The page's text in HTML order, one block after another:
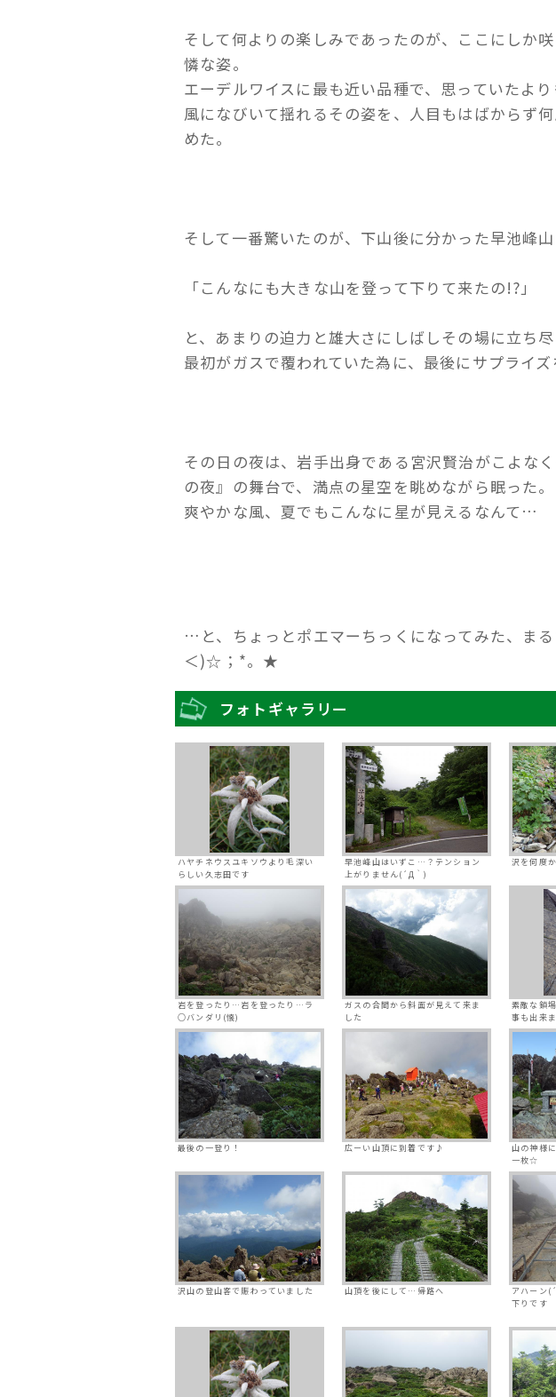
そして何よりの楽しみであったのが、ここにしか
憐な姿。
エーデルワイスに最も近い品種で、思っていたより
風になびいて揺れるその姿を、人目もはばからず
めた。
そして一番驚いたのが、下山後に分かった早池峰山
「こんなにも大きな山を登って下りて来たの!?」
と、あまりの迫力と雄大さにしばしその場に立ち尽
最初がガスで覆われていた為に、最後にサプライズ
その日の夜は、岩手出身である宮沢賢治がこよな
の夜』の舞台で、満点の星空を眺めながら眠った。
爽やかな風、夏でもこんなに星が見えるなんて…
…と、ちょっとポエマーちっくになってみた、ま
＜)☆；*。★
フォトギャラリー
ハヤチネウスユキソウより毛深い
らしい久志田です
早池峰山はいずこ…？テンション
上がりません(´Д｀)
沢を何度
岩を登ったり…岩を登ったり…ラ
○バンダリ(懐)
ガスの合間から斜面が見えて来ま
した
素敵な鎖
事も出来
最後の一登り！ 広ーい山頂に到着です♪
山の神様
一枚☆
沢山の登山客で賑わっていました 山頂を後にして…帰路へ
アハーン
下りです